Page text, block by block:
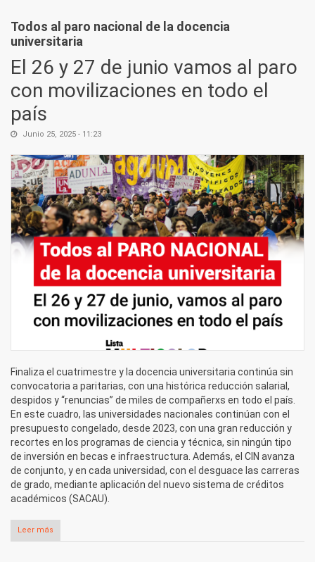
Todos al paro nacional de la docencia
universitaria
El 26 y 27 de junio vamos al paro
con movilizaciones en todo el
país
Junio 25, 2025 - 11:23
Finaliza el cuatrimestre y la docencia universitaria continúa sin
convocatoria a paritarias, con una histórica reducción salarial,
despidos y “renuncias” de miles de compañerxs en todo el país.
En este cuadro, las universidades nacionales continúan con el
presupuesto congelado, desde 2023, con una gran reducción y
recortes en los programas de ciencia y técnica, sin ningún tipo
de inversión en becas e infraestructura. Además, el CIN avanza
de conjunto, y en cada universidad, con el desguace las carreras
de grado, mediante aplicación del nuevo sistema de créditos
académicos (SACAU).
Leer más
todo el país